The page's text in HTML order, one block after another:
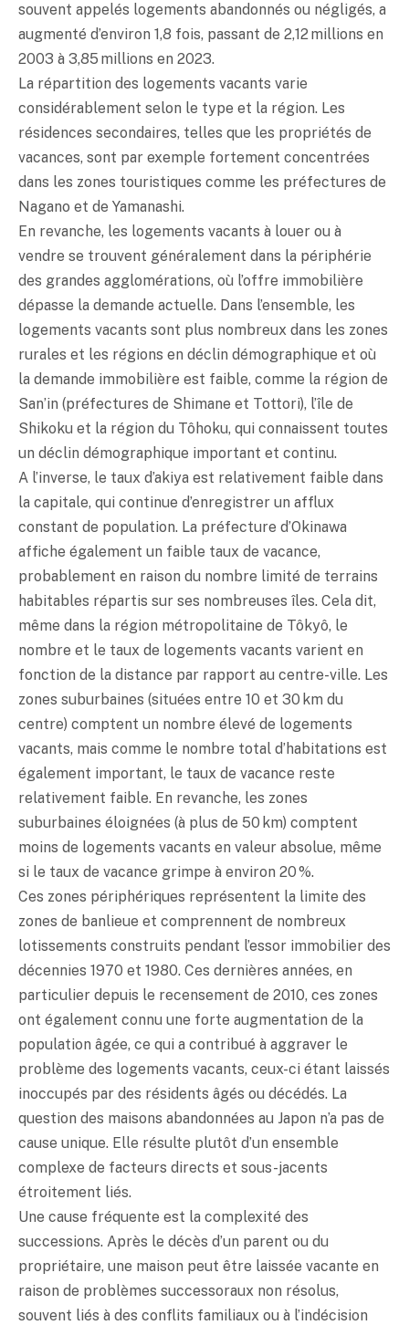
souvent appelés logements abandonnés ou négligés, a
augmenté d’environ 1,8 fois, passant de 2,12 millions en
2003 à 3,85 millions en 2023.
La répartition des logements vacants varie
considérablement selon le type et la région. Les
résidences secondaires, telles que les propriétés de
vacances, sont par exemple fortement concentrées
dans les zones touristiques comme les préfectures de
Nagano et de Yamanashi.
En revanche, les logements vacants à louer ou à
vendre se trouvent généralement dans la périphérie
des grandes agglomérations, où l’offre immobilière
dépasse la demande actuelle. Dans l’ensemble, les
logements vacants sont plus nombreux dans les zones
rurales et les régions en déclin démographique et où
la demande immobilière est faible, comme la région de
San’in (préfectures de Shimane et Tottori), l’île de
Shikoku et la région du Tôhoku, qui connaissent toutes
un déclin démographique important et continu.
A l’inverse, le taux d’akiya est relativement faible dans
la capitale, qui continue d’enregistrer un afflux
constant de population. La préfecture d’Okinawa
affiche également un faible taux de vacance,
probablement en raison du nombre limité de terrains
habitables répartis sur ses nombreuses îles. Cela dit,
même dans la région métropolitaine de Tôkyô, le
nombre et le taux de logements vacants varient en
fonction de la distance par rapport au centre-ville. Les
zones suburbaines (situées entre 10 et 30 km du
centre) comptent un nombre élevé de logements
vacants, mais comme le nombre total d’habitations est
également important, le taux de vacance reste
relativement faible. En revanche, les zones
suburbaines éloignées (à plus de 50 km) comptent
moins de logements vacants en valeur absolue, même
si le taux de vacance grimpe à environ 20 %.
Ces zones périphériques représentent la limite des
zones de banlieue et comprennent de nombreux
lotissements construits pendant l’essor immobilier des
décennies 1970 et 1980. Ces dernières années, en
particulier depuis le recensement de 2010, ces zones
ont également connu une forte augmentation de la
population âgée, ce qui a contribué à aggraver le
problème des logements vacants, ceux-ci étant laissés
inoccupés par des résidents âgés ou décédés. La
question des maisons abandonnées au Japon n’a pas de
cause unique. Elle résulte plutôt d’un ensemble
complexe de facteurs directs et sous-jacents
étroitement liés.
Une cause fréquente est la complexité des
successions. Après le décès d’un parent ou du
propriétaire, une maison peut être laissée vacante en
raison de problèmes successoraux non résolus,
souvent liés à des conflits familiaux ou à l’indécision